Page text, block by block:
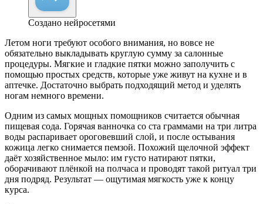
Создано нейросетями
Летом ноги требуют особого внимания, но вовсе не
обязательно выкладывать круглую сумму за салонные
процедуры. Мягкие и гладкие пятки можно заполучить с
помощью простых средств, которые уже живут на кухне и в
аптечке. Достаточно выбрать подходящий метод и уделять
ногам немного времени.
Одним из самых мощных помощников считается обычная
пищевая сода. Горячая ванночка со ста граммами на три литра
воды распаривает ороговевший слой, и после остывания
кожица легко снимается пемзой. Похожий щелочной эффект
даёт хозяйственное мыло: им густо натирают пятки,
оборачивают плёнкой на полчаса и проводят такой ритуал три
дня подряд. Результат — ощутимая мягкость уже к концу
курса.